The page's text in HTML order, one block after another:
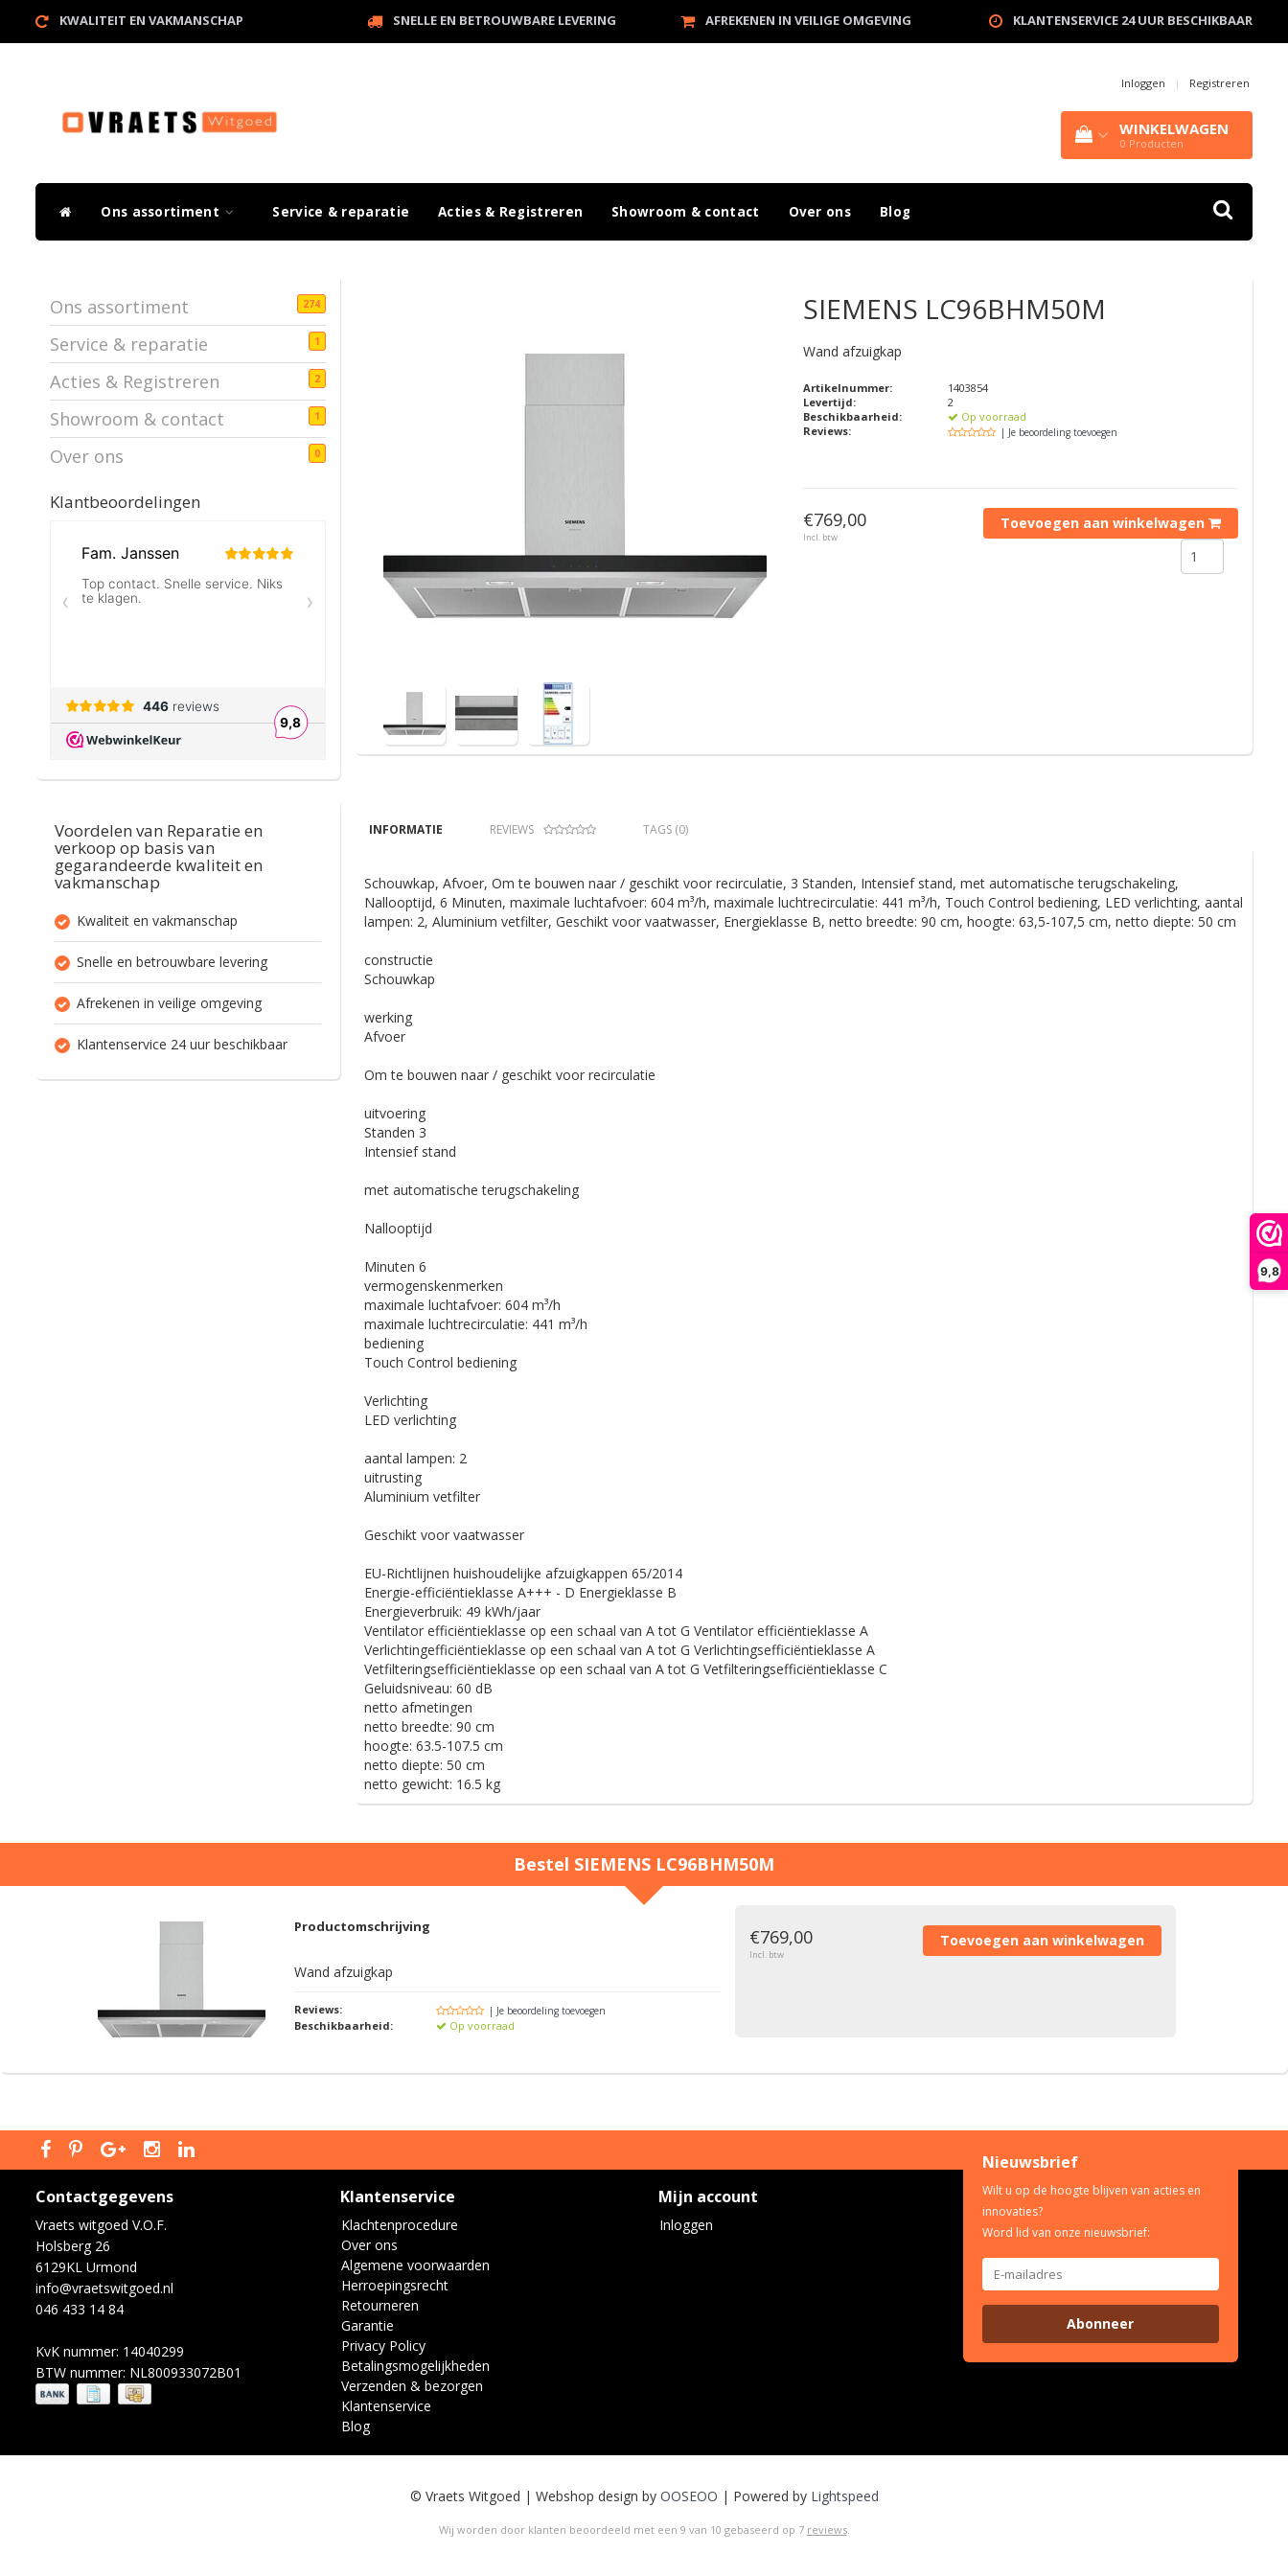
9,8
KWALITEIT EN VAKMANSCHAP SNELLE EN BETROUWBARE LEVERING AFREKENEN IN VEILIGE OMGEVING KLANTENSERVICE 24 UUR BESCHIKBAAR
Inloggen | Registreren
WINKELWAGEN
0 Producten
Ons assortiment Service & reparatie Acties & Registreren Showroom & contact Over ons Blog
Ons assortiment 274
Service & reparatie 1
Acties & Registreren 2
Showroom & contact 1
Over ons 0
Klantbeoordelingen
Voordelen van Reparatie en
verkoop op basis van
gegarandeerde kwaliteit en
vakmanschap
Kwaliteit en vakmanschap
Snelle en betrouwbare levering
Afrekenen in veilige omgeving
Klantenservice 24 uur beschikbaar
SIEMENS LC96BHM50M
Wand afzuigkap
Artikelnummer:
1403854
Levertijd:
2
Beschikbaarheid:
Op voorraad
Reviews:
| Je beoordeling toevoegen
€769,00
Incl. btw
Toevoegen aan winkelwagen
INFORMATIE REVIEWS TAGS (0)
Schouwkap, Afvoer, Om te bouwen naar / geschikt voor recirculatie, 3 Standen, Intensief stand, met automatische terugschakeling,
Nallooptijd, 6 Minuten, maximale luchtafvoer: 604 m³/h, maximale luchtrecirculatie: 441 m³/h, Touch Control bediening, LED verlichting, aantal
lampen: 2, Aluminium vetfilter, Geschikt voor vaatwasser, Energieklasse B, netto breedte: 90 cm, hoogte: 63,5-107,5 cm, netto diepte: 50 cm
constructie
Schouwkap
werking
Afvoer
Om te bouwen naar / geschikt voor recirculatie
uitvoering
Standen 3
Intensief stand
met automatische terugschakeling
Nallooptijd
Minuten 6
vermogenskenmerken
maximale luchtafvoer: 604 m³/h
maximale luchtrecirculatie: 441 m³/h
bediening
Touch Control bediening
Verlichting
LED verlichting
aantal lampen: 2
uitrusting
Aluminium vetfilter
Geschikt voor vaatwasser
EU-Richtlijnen huishoudelijke afzuigkappen 65/2014
Energie-efficiëntieklasse A+++ - D Energieklasse B
Energieverbruik: 49 kWh/jaar
Ventilator efficiëntieklasse op een schaal van A tot G Ventilator efficiëntieklasse A
Verlichtingefficiëntieklasse op een schaal van A tot G Verlichtingsefficiëntieklasse A
Vetfilteringsefficiëntieklasse op een schaal van A tot G Vetfilteringsefficiëntieklasse C
Geluidsniveau: 60 dB
netto afmetingen
netto breedte: 90 cm
hoogte: 63.5-107.5 cm
netto diepte: 50 cm
netto gewicht: 16.5 kg
Bestel SIEMENS LC96BHM50M
Productomschrijving
Wand afzuigkap
Reviews: | Je beoordeling toevoegen
Beschikbaarheid: Op voorraad
€769,00
Incl. btw
Contactgegevens
Vraets witgoed V.O.F.
Holsberg 26
6129KL Urmond
info@vraetswitgoed.nl
046 433 14 84
KvK nummer: 14040299
BTW nummer: NL800933072B01
Klantenservice
Klachtenprocedure
Over ons
Algemene voorwaarden
Herroepingsrecht
Retourneren
Garantie
Privacy Policy
Betalingsmogelijkheden
Verzenden & bezorgen
Klantenservice
Blog
Mijn account
Inloggen
Nieuwsbrief
Wilt u op de hoogte blijven van acties en
innovaties?
Word lid van onze nieuwsbrief:
Abonneer
© Vraets Witgoed | Webshop design by OOSEOO | Powered by Lightspeed
Wij worden door klanten beoordeeld met een 9 van 10 gebaseerd op 7 reviews.